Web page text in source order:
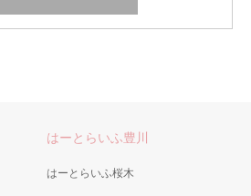
はーとらいふ豊川
はーとらいふ桜木